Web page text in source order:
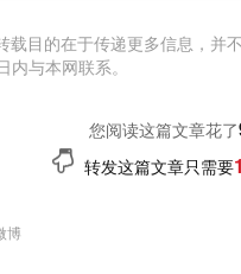
目的在于传递更多信息，并
与本网联系。
您阅读这篇文章花了
转发这篇文章只需要
博